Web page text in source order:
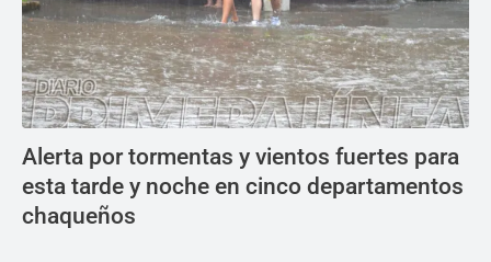
Alerta por tormentas y vientos fuertes para
esta tarde y noche en cinco departamentos
chaqueños